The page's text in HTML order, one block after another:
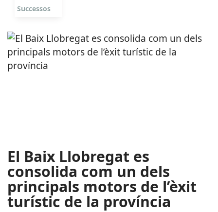
Successos
El Baix Llobregat es
consolida com un dels
principals motors de l’èxit
turístic de la província